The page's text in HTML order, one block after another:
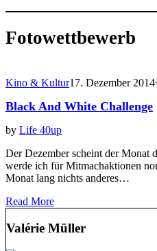
Fotowettbewerb
Kino & Kultur17. Dezember 2014
Black And White Challenge
by Life 40up
Der Dezember scheint der Monat
werde ich für Mitmachaktionen
Monat lang nichts anderes…
Read More
Valérie Müller